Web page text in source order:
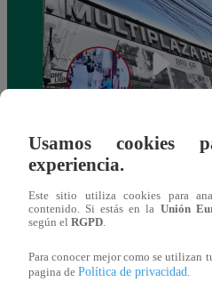
Asesinan a comerciante
Usamos cookies
experiencia.
Este sitio utiliza cookies para
contenido. Si estás en la Unión
según el RGPD.
Para conocer mejor como se utilizan
pagina de Política de privacidad.